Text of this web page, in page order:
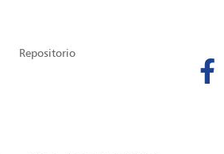
Repositorio